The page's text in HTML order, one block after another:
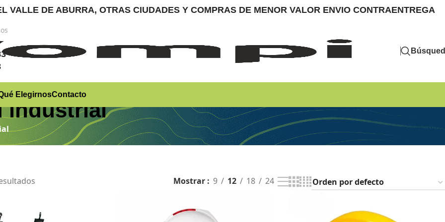
DE ABURRA, OTRAS CIUDADES Y COMPRAS DE MENOR VALOR ENVIO CONTRAENTREGA
ElegirnosContacto
industrial
Mostrar 9 12 18 24